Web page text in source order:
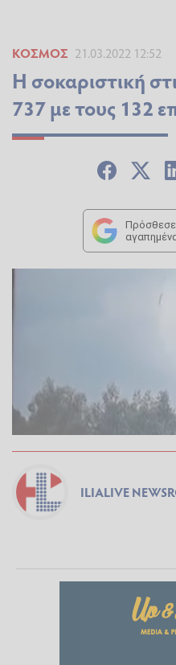
ΚΌΣΜΟΣ 21.03.2022 12:52
Η σοκαριστική
737 με τους 132
ILIALIVE